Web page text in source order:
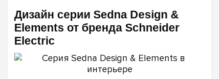
Дизайн серии Sedna Design &
Elements от бренда Schneider
Electric